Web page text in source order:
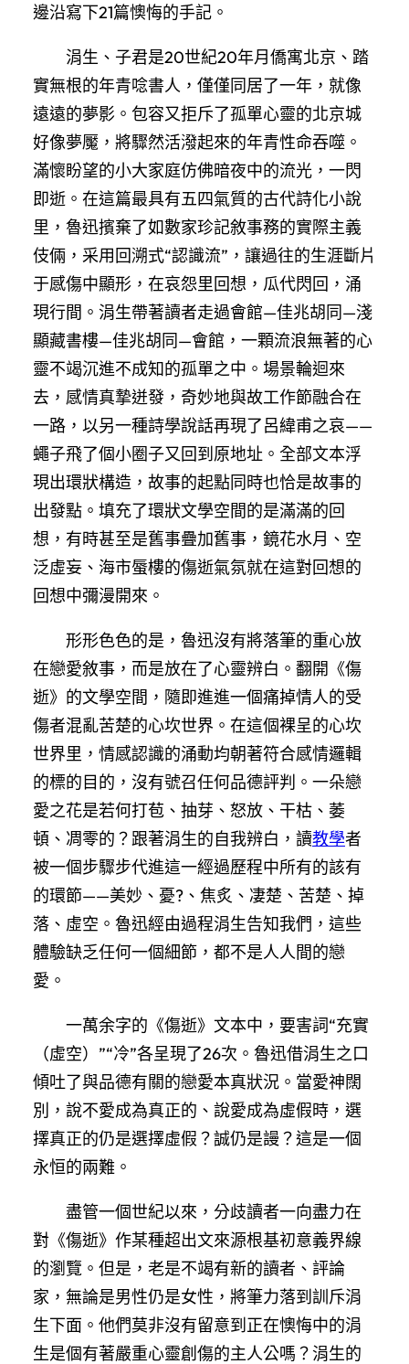
邊沿寫下21篇懊悔的手記。
涓生、子君是20世紀20年月僑寓北京、踏
實無根的年青唸書人，僅僅同居了一年，就像
遠遠的夢影。包容又拒斥了孤單心靈的北京城
好像夢魘，將驟然活潑起來的年青性命吞噬。
滿懷盼望的小大家庭仿佛暗夜中的流光，一閃
即逝。在這篇最具有五四氣質的古代詩化小說
里，魯迅擯棄了如數家珍記敘事務的實際主義
伎倆，采用回溯式“認識流”，讓過往的生涯斷片
于感傷中顯形，在哀怨里回想，瓜代閃回，涌
現行間。涓生帶著讀者走過會館—佳兆胡同—淺
顯藏書樓—佳兆胡同—會館，一顆流浪無著的心
靈不竭沉進不成知的孤單之中。場景輪迴來
去，感情真摯迸發，奇妙地與故工作節融合在
一路，以另一種詩學說話再現了呂緯甫之哀——
蠅子飛了個小圈子又回到原地址。全部文本浮
現出環狀構造，故事的起點同時也恰是故事的
出發點。填充了環狀文學空間的是滿滿的回
想，有時甚至是舊事疊加舊事，鏡花水月、空
泛虛妄、海市蜃樓的傷逝氣氛就在這對回想的
回想中彌漫開來。
形形色色的是，魯迅沒有將落筆的重心放
在戀愛敘事，而是放在了心靈辨白。翻開《傷
逝》的文學空間，隨即進進一個痛掉情人的受
傷者混亂苦楚的心坎世界。在這個裸呈的心坎
世界里，情感認識的涌動均朝著符合感情邏輯
的標的目的，沒有號召任何品德評判。一朵戀
愛之花是若何打苞、抽芽、怒放、干枯、萎
頓、凋零的？跟著涓生的自我辨白，讀教學者
被一個步驟步代進這一經過歷程中所有的該有
的環節——美妙、憂?、焦炙、凄楚、苦楚、掉
落、虛空。魯迅經由過程涓生告知我們，這些
體驗缺乏任何一個細節，都不是人人間的戀
愛。
一萬余字的《傷逝》文本中，要害詞“充實
（虛空）”“冷”各呈現了26次。魯迅借涓生之口
傾吐了與品德有關的戀愛本真狀況。當愛神闊
別，說不愛成為真正的、說愛成為虛假時，選
擇真正的仍是選擇虛假？誠仍是謾？這是一個
永恒的兩難。
盡管一個世紀以來，分歧讀者一向盡力在
對《傷逝》作某種超出文來源根基初意義界線
的瀏覽。但是，老是不竭有新的讀者、評論
家，無論是男性仍是女性，將筆力落到訓斥涓
生下面。他們莫非沒有留意到正在懊悔中的涓
生是個有著嚴重心靈創傷的主人公嗎？涓生的